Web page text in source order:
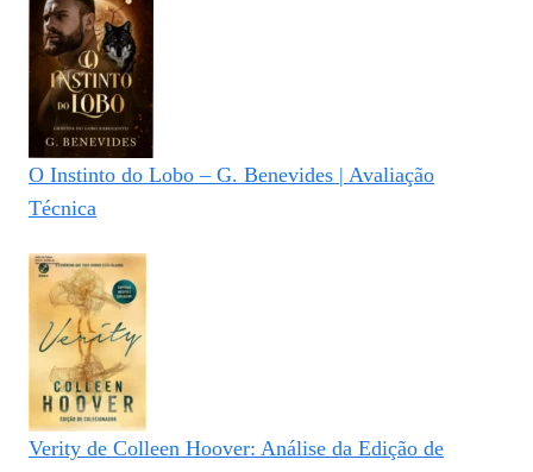
O Instinto do Lobo – G. Benevides | Avaliação
Técnica
Verity de Colleen Hoover: Análise da Edição de